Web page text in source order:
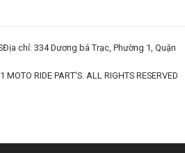
chỉ: 334 Dương bá Trạc, Phường 1, Quận
MOTO RIDE PART'S. ALL RIGHTS RESERVED